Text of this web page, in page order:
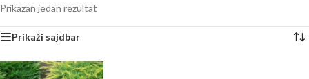
Prikazan jedan rezultat
Prikaži sajdbar